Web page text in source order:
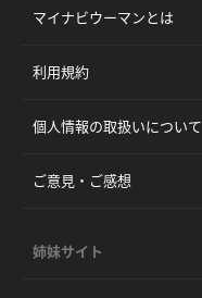
マイナビウーマンとは
利用規約
個人情報の取扱いについて
ご意見・ご感想
姉妹サイト